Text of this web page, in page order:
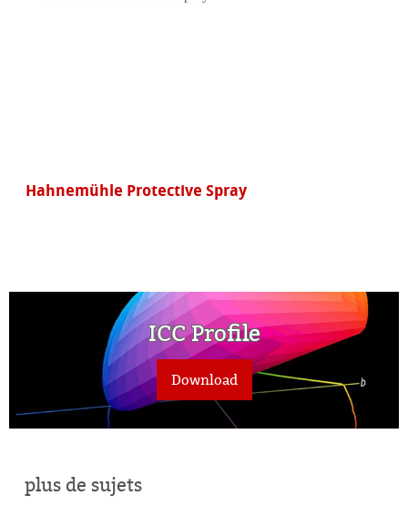
Hahnemühle Protective Spray
ICC Profile
Download
plus de sujets